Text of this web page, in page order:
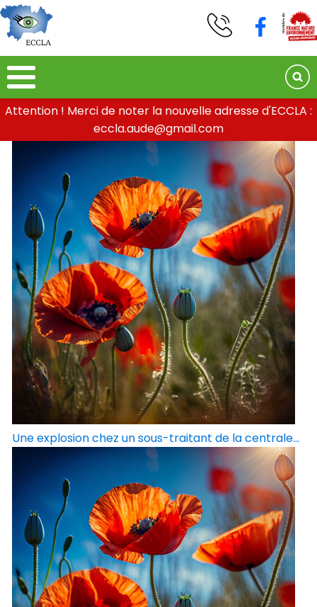
Attention ! Merci de noter la nouvelle adresse d'ECCLA :
eccla.aude@gmail.com
Une explosion chez un sous-traitant de la centrale...